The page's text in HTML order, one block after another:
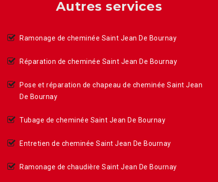
Autres services
Ramonage de cheminée Saint Jean De Bournay
Réparation de cheminée Saint Jean De Bournay
Pose et réparation de chapeau de cheminée Saint Jean
De Bournay
Tubage de cheminée Saint Jean De Bournay
Entretien de cheminée Saint Jean De Bournay
Ramonage de chaudière Saint Jean De Bournay